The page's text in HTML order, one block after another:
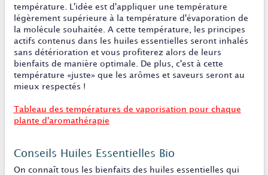
température. L'idée est d'appliquer une température
légèrement supérieure à la température d'évaporation de
la molécule souhaitée. A cette température, les principes
actifs contenus dans les huiles essentielles seront inhalés
sans détérioration et vous profiterez alors de leurs
bienfaits de manière optimale. De plus, c'est à cette
température «juste» que les arômes et saveurs seront au
mieux respectés !
Tableau des températures de vaporisation pour chaque
plante d'aromathérapie
Conseils Huiles Essentielles Bio
On connaît tous les bienfaits des huiles essentielles qui